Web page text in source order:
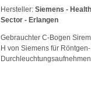
Hersteller: Siemens -
Sector - Erlangen
Gebrauchter C-Bogen
H von Siemens für
Durchleuchtungsaufnehmen